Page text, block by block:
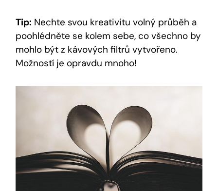
Tip: Nechte svou kreativitu volný průběh a
poohlédněte se kolem sebe, co všechno by
mohlo být z kávových filtrů vytvořeno.
Možností je opravdu mnoho!